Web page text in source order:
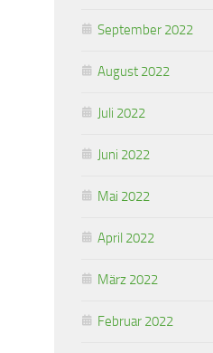
September 2022
August 2022
Juli 2022
Juni 2022
Mai 2022
April 2022
März 2022
Februar 2022